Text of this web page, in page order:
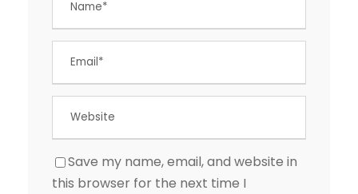
Save my name, email, and website in
this browser for the next time I